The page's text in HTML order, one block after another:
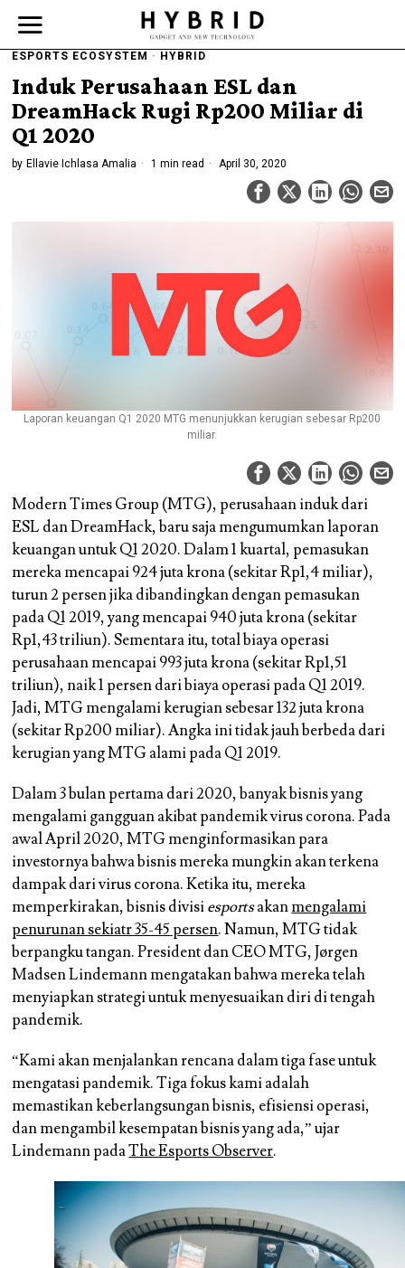
ESPORTS ECOSYSTEM · HYBRID
Induk Perusahaan ESL dan
DreamHack Rugi Rp200 Miliar di
Q1 2020
by Ellavie Ichlasa Amalia 1 min read April 30, 2020
Laporan keuangan Q1 2020 MTG menunjukkan kerugian sebesar Rp200
miliar.
Modern Times Group (MTG), perusahaan induk dari
ESL dan DreamHack, baru saja mengumumkan laporan
keuangan untuk Q1 2020. Dalam 1 kuartal, pemasukan
mereka mencapai 924 juta krona (sekitar Rp1,4 miliar),
turun 2 persen jika dibandingkan dengan pemasukan
pada Q1 2019, yang mencapai 940 juta krona (sekitar
Rp1,43 triliun). Sementara itu, total biaya operasi
perusahaan mencapai 993 juta krona (sekitar Rp1,51
triliun), naik 1 persen dari biaya operasi pada Q1 2019.
Jadi, MTG mengalami kerugian sebesar 132 juta krona
(sekitar Rp200 miliar). Angka ini tidak jauh berbeda dari
kerugian yang MTG alami pada Q1 2019.
Dalam 3 bulan pertama dari 2020, banyak bisnis yang
mengalami gangguan akibat pandemik virus corona. Pada
awal April 2020, MTG menginformasikan para
investornya bahwa bisnis mereka mungkin akan terkena
dampak dari virus corona. Ketika itu, mereka
memperkirakan, bisnis divisiesportsakanmengalami
penurunan sekiatr 35-45 persen. Namun, MTG tidak
berpangku tangan.President dan CEO MTG, Jørgen
Madsen Lindemannmengatakan bahwa mereka telah
menyiapkan strategi untuk menyesuaikan diri di tengah
pandemik.
“Kami akan menjalankan rencana dalam tiga fase untuk
mengatasi pandemik. Tiga fokus kami adalah
memastikan keberlangsungan bisnis, efisiensi operasi,
dan mengambil kesempatan bisnis yang ada,” ujar
Lindemann padaThe Esports Observer.